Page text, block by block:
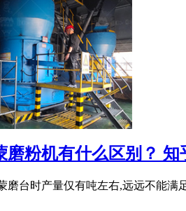
磨粉机有什么区别？ 知
磨台时产量仅有吨左右,远远不能